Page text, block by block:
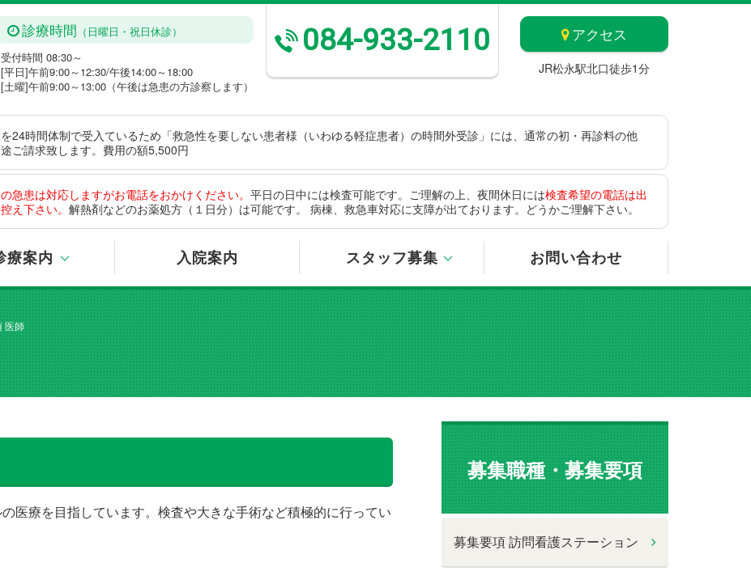
診療時間 （日曜日・祝日休診）
受付時間 08:30～
[平日]午前9:00～12:30/午後14:00～18:00
[土曜]午前9:00～13:00（午後は急患の方診察します）
084-933-2110 アクセス
JR松永駅北口徒歩1分
24時間体制で受入ているため「救急性を要しない患者様（いわゆる軽症患者）の時間外受診」には、通常の初・再診料の他
ご請求致します。費用の額5,500円
急患は対応しますがお電話をおかけください。 平日の日中には検査可能です。ご理解の上、夜間休日には検査希望の電話は出
え下さい。 解熱剤などのお薬処方（１日分）は可能です。 病棟、救急車対応に支障が出ております。どうかご理解下さい。
療案内 入院案内 スタッフ募集 お問い合わせ
医師
医療を目指しています。検査や大きな手術など積極的に行ってい
募集職種・募集要項
募集要項 訪問看護ステーション